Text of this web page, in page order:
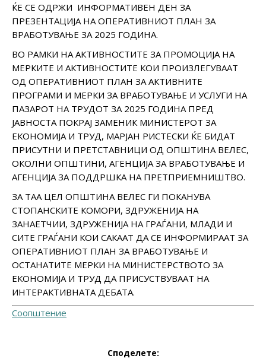
ЌЕ СЕ ОДРЖИ ИНФОРМАТИВЕН ДЕН ЗА
ПРЕЗЕНТАЦИЈА НА ОПЕРАТИВНИОТ ПЛАН ЗА
ВРАБОТУВАЊЕ ЗА 2025 ГОДИНА.
ВО РАМКИ НА АКТИВНОСТИТЕ ЗА ПРОМОЦИЈА НА
МЕРКИТЕ И АКТИВНОСТИТЕ КОИ ПРОИЗЛЕГУВААТ
ОД ОПЕРАТИВНИОТ ПЛАН ЗА АКТИВНИТЕ
ПРОГРАМИ И МЕРКИ ЗА ВРАБОТУВАЊЕ И УСЛУГИ НА
ПАЗАРОТ НА ТРУДОТ ЗА 2025 ГОДИНА ПРЕД
ЈАВНОСТА ПОКРАЈ ЗАМЕНИК МИНИСТЕРОТ ЗА
ЕКОНОМИЈА И ТРУД, МАРЈАН РИСТЕСКИ ЌЕ БИДАТ
ПРИСУТНИ И ПРЕТСТАВНИЦИ ОД ОПШТИНА ВЕЛЕС,
ОКОЛНИ ОПШТИНИ, АГЕНЦИЈА ЗА ВРАБОТУВАЊЕ И
АГЕНЦИЈА ЗА ПОДДРШКА НА ПРЕТПРИЕМНИШТВО.
ЗА ТАА ЦЕЛ ОПШТИНА ВЕЛЕС ГИ ПОКАНУВА
СТОПАНСКИТЕ КОМОРИ, ЗДРУЖЕНИЈА НА
ЗАНАЕТЧИИ, ЗДРУЖЕНИЈА НА ГРАЃАНИ, МЛАДИ И
СИТЕ ГРАЃАНИ КОИ САКААТ ДА СЕ ИНФОРМИРААТ ЗА
ОПЕРАТИВНИОТ ПЛАН ЗА ВРАБОТУВАЊЕ И
ОСТАНАТИТЕ МЕРКИ НА МИНИСТЕРСТВОТО ЗА
ЕКОНОМИЈА И ТРУД ДА ПРИСУСТВУВААТ НА
ИНТЕРАКТИВНАТА ДЕБАТА.
Соопштение
Споделете: